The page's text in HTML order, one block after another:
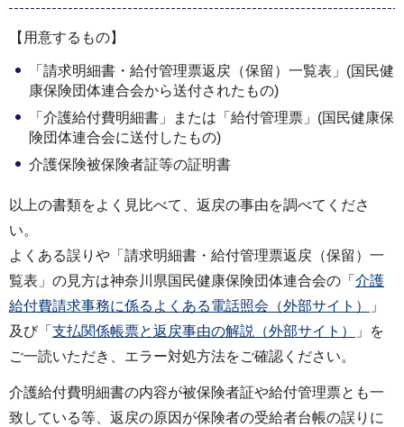
【用意するもの】
「請求明細書・給付管理票返戻（保留）一覧表」(国民健
康保険団体連合会から送付されたもの)
「介護給付費明細書」または「給付管理票」(国民健康保
険団体連合会に送付したもの)
介護保険被保険者証等の証明書
以上の書類をよく見比べて、返戻の事由を調べてくださ
い。
よくある誤りや「請求明細書・給付管理票返戻（保留）一
覧表」の見方は神奈川県国民健康保険団体連合会の「 介護
給付費請求事務に係るよくある電話照会（外部サイト）
」
及び「 支払関係帳票と返戻事由の解説（外部サイト）
」を
ご一読いただき、エラー対処方法をご確認ください。
介護給付費明細書の内容が被保険者証や給付管理票とも一
致している等、返戻の原因が保険者の受給者台帳の誤りに